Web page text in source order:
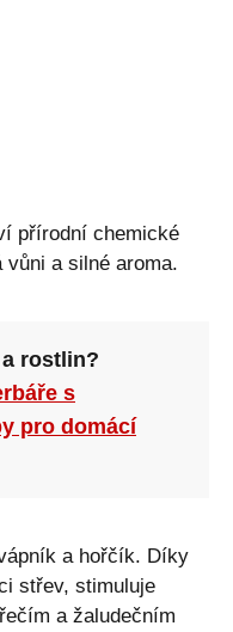
přírodní chemické
vůni a silné aroma.
rostlin?
s
pro domácí
a hořčík. Díky
střev, stimuluje
a žaludečním